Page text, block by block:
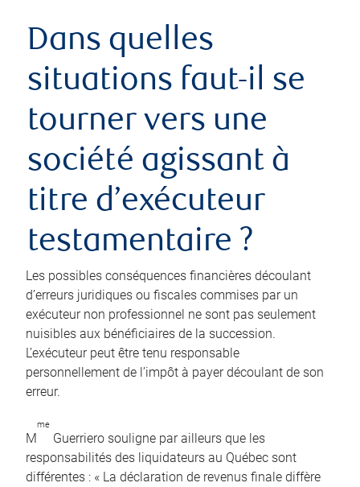
Dans quelles
situations faut-il se
tourner vers une
société agissant à
titre d’exécuteur
testamentaire ?
Les possibles conséquences financières découlant
d’erreurs juridiques ou fiscales commises par un
exécuteur non professionnel ne sont pas seulement
nuisibles aux bénéficiaires de la succession.
L’exécuteur peut être tenu responsable
personnellement de l’impôt à payer découlant de son
erreur.
M
me
Guerriero souligne par ailleurs que les
responsabilités des liquidateurs au Québec sont
différentes : « La déclaration de revenus finale diffère